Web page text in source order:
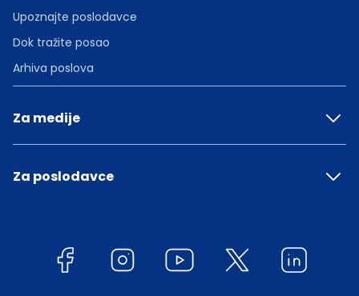
Upoznajte poslodavce
Dok tražite posao
Arhiva poslova
Za medije
Za poslodavce